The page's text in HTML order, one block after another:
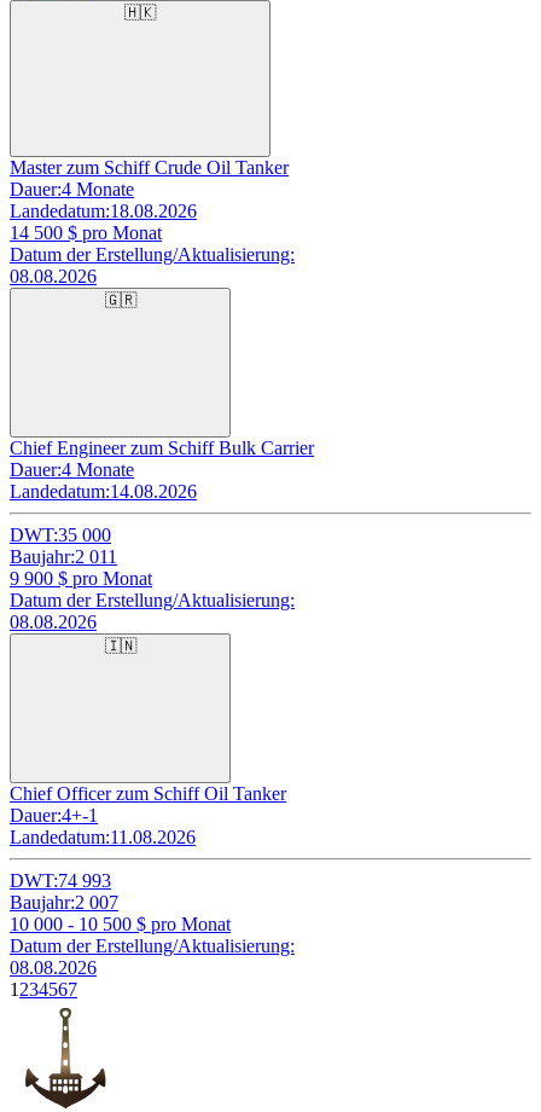
🇭🇰
Master zum Schiff Crude Oil Tanker
Dauer:4 Monate
Landedatum:18.08.2026
14 500 $ pro Monat
Datum der Erstellung/Aktualisierung:
08.08.2026
🇬🇷
Chief Engineer zum Schiff Bulk Carrier
Dauer:4 Monate
Landedatum:14.08.2026
DWT:35 000
Baujahr:2 011
9 900 $ pro Monat
Datum der Erstellung/Aktualisierung:
08.08.2026
🇮🇳
Chief Officer zum Schiff Oil Tanker
Dauer:4+-1
Landedatum:11.08.2026
DWT:74 993
Baujahr:2 007
10 000 - 10 500 $ pro Monat
Datum der Erstellung/Aktualisierung:
08.08.2026
1 234567